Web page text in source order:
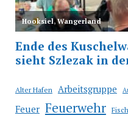
Alter Hafen Arbeitsgruppe
Feuer Feuerwehr